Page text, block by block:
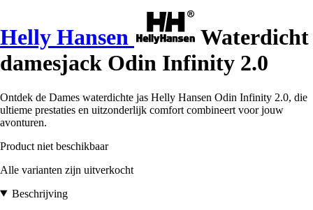
Helly Hansen
Waterdicht
damesjack Odin Infinity 2.0
Ontdek de Dames waterdichte jas Helly Hansen Odin Infinity 2.0, die
ultieme prestaties en uitzonderlijk comfort combineert voor jouw
avonturen.
Product niet beschikbaar
Alle varianten zijn uitverkocht
Beschrijving